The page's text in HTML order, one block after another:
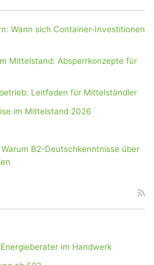
Wann sich Container-Investitionen
Mittelstand: Absperrkonzepte für
Leitfaden für Mittelständler
im Mittelstand 2026
B2-Deutschkenntnisse über
im Handwerk